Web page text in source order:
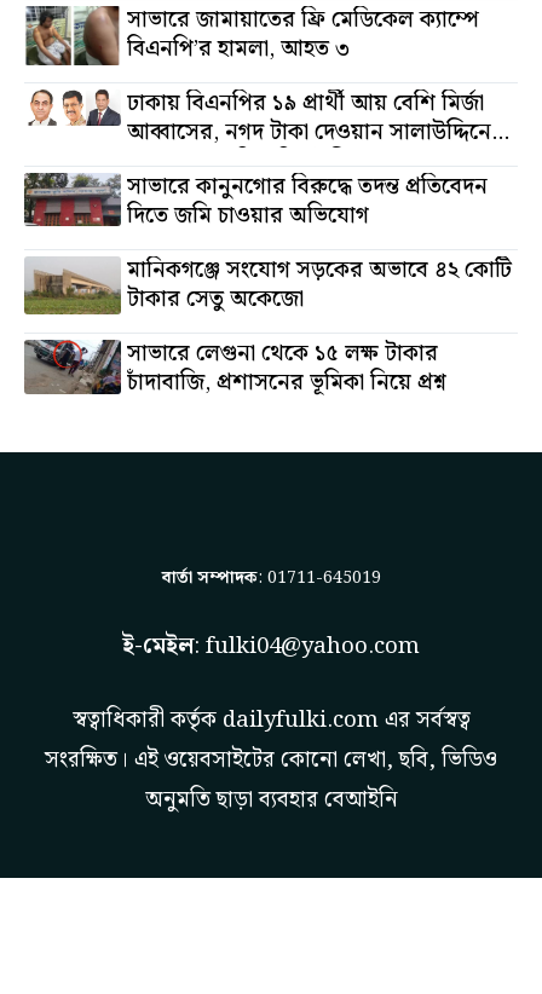
সাভারে জামায়াতের ফ্রি মেডিকেল ক্যাম্পে
বিএনপি’র হামলা, আহত ৩
ঢাকায় বিএনপির ১৯ প্রার্থী আয় বেশি মির্জা
আব্বাসের, নগদ টাকা দেওয়ান সালাউদ্দিনের,
অস্থাবর সম্পত্তি তমিজউদ্দিনের
সাভারে কানুনগোর বিরুদ্ধে তদন্ত প্রতিবেদন
দিতে জমি চাওয়ার অভিযোগ
মানিকগঞ্জে সংযোগ সড়কের অভাবে ৪২ কোটি
টাকার সেতু অকেজো
সাভারে লেগুনা থেকে ১৫ লক্ষ টাকার
চাঁদাবাজি, প্রশাসনের ভূমিকা নিয়ে প্রশ্ন
বার্তা সম্পাদক: 01711-645019
ই-মেইল: fulki04@yahoo.com
স্বত্বাধিকারী কর্তৃক dailyfulki.comএর সর্বস্বত্ব
সংরক্ষিত। এই ওয়েবসাইটের কোনো লেখা, ছবি, ভিডিও
অনুমতি ছাড়া ব্যবহার বেআইনি